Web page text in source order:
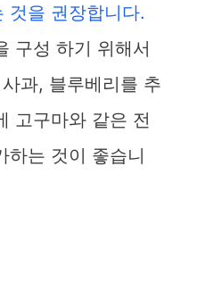
것을 권장합니다.
구성 하기 위해서
과, 블루베리를 추
고구마와 같은 전
하는 것이 좋습니